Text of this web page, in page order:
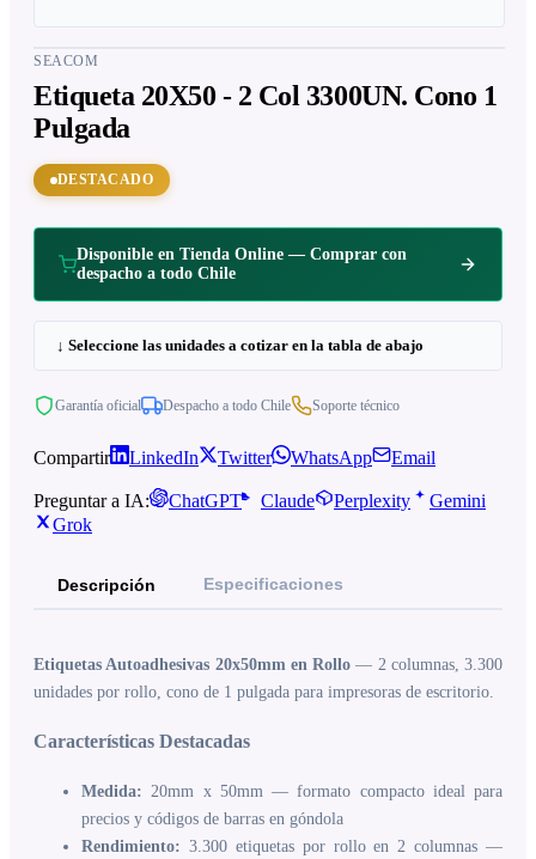
SEACOM
Etiqueta 20X50 - 2 Col 3300UN. Cono 1
Pulgada
DESTACADO
Disponible en Tienda Online — Comprar con
despacho a todo Chile
↓ Seleccione las unidades a cotizar en la tabla de abajo
Garantía oficial Despacho a todo Chile Soporte técnico
Compartir LinkedIn Twitter WhatsApp Email
Preguntar a IA: ChatGPT Claude Perplexity
Gemini
Grok
Descripción Especificaciones
Etiquetas Autoadhesivas 20x50mm en Rollo — 2 columnas, 3.300
unidades por rollo, cono de 1 pulgada para impresoras de escritorio.
Características Destacadas
Medida: 20mm x 50mm — formato compacto ideal para
precios y códigos de barras en góndola
Rendimiento: 3.300 etiquetas por rollo en 2 columnas —